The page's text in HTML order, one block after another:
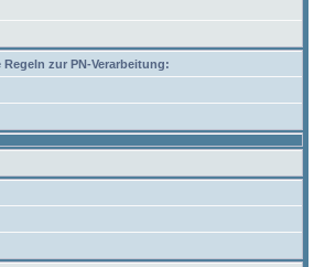
zur PN-Verarbeitung: